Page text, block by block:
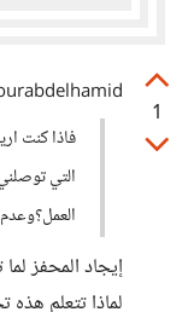
1
فاذا كنت
التي
إيجاد المحفز
لماذا تتعلم هذه